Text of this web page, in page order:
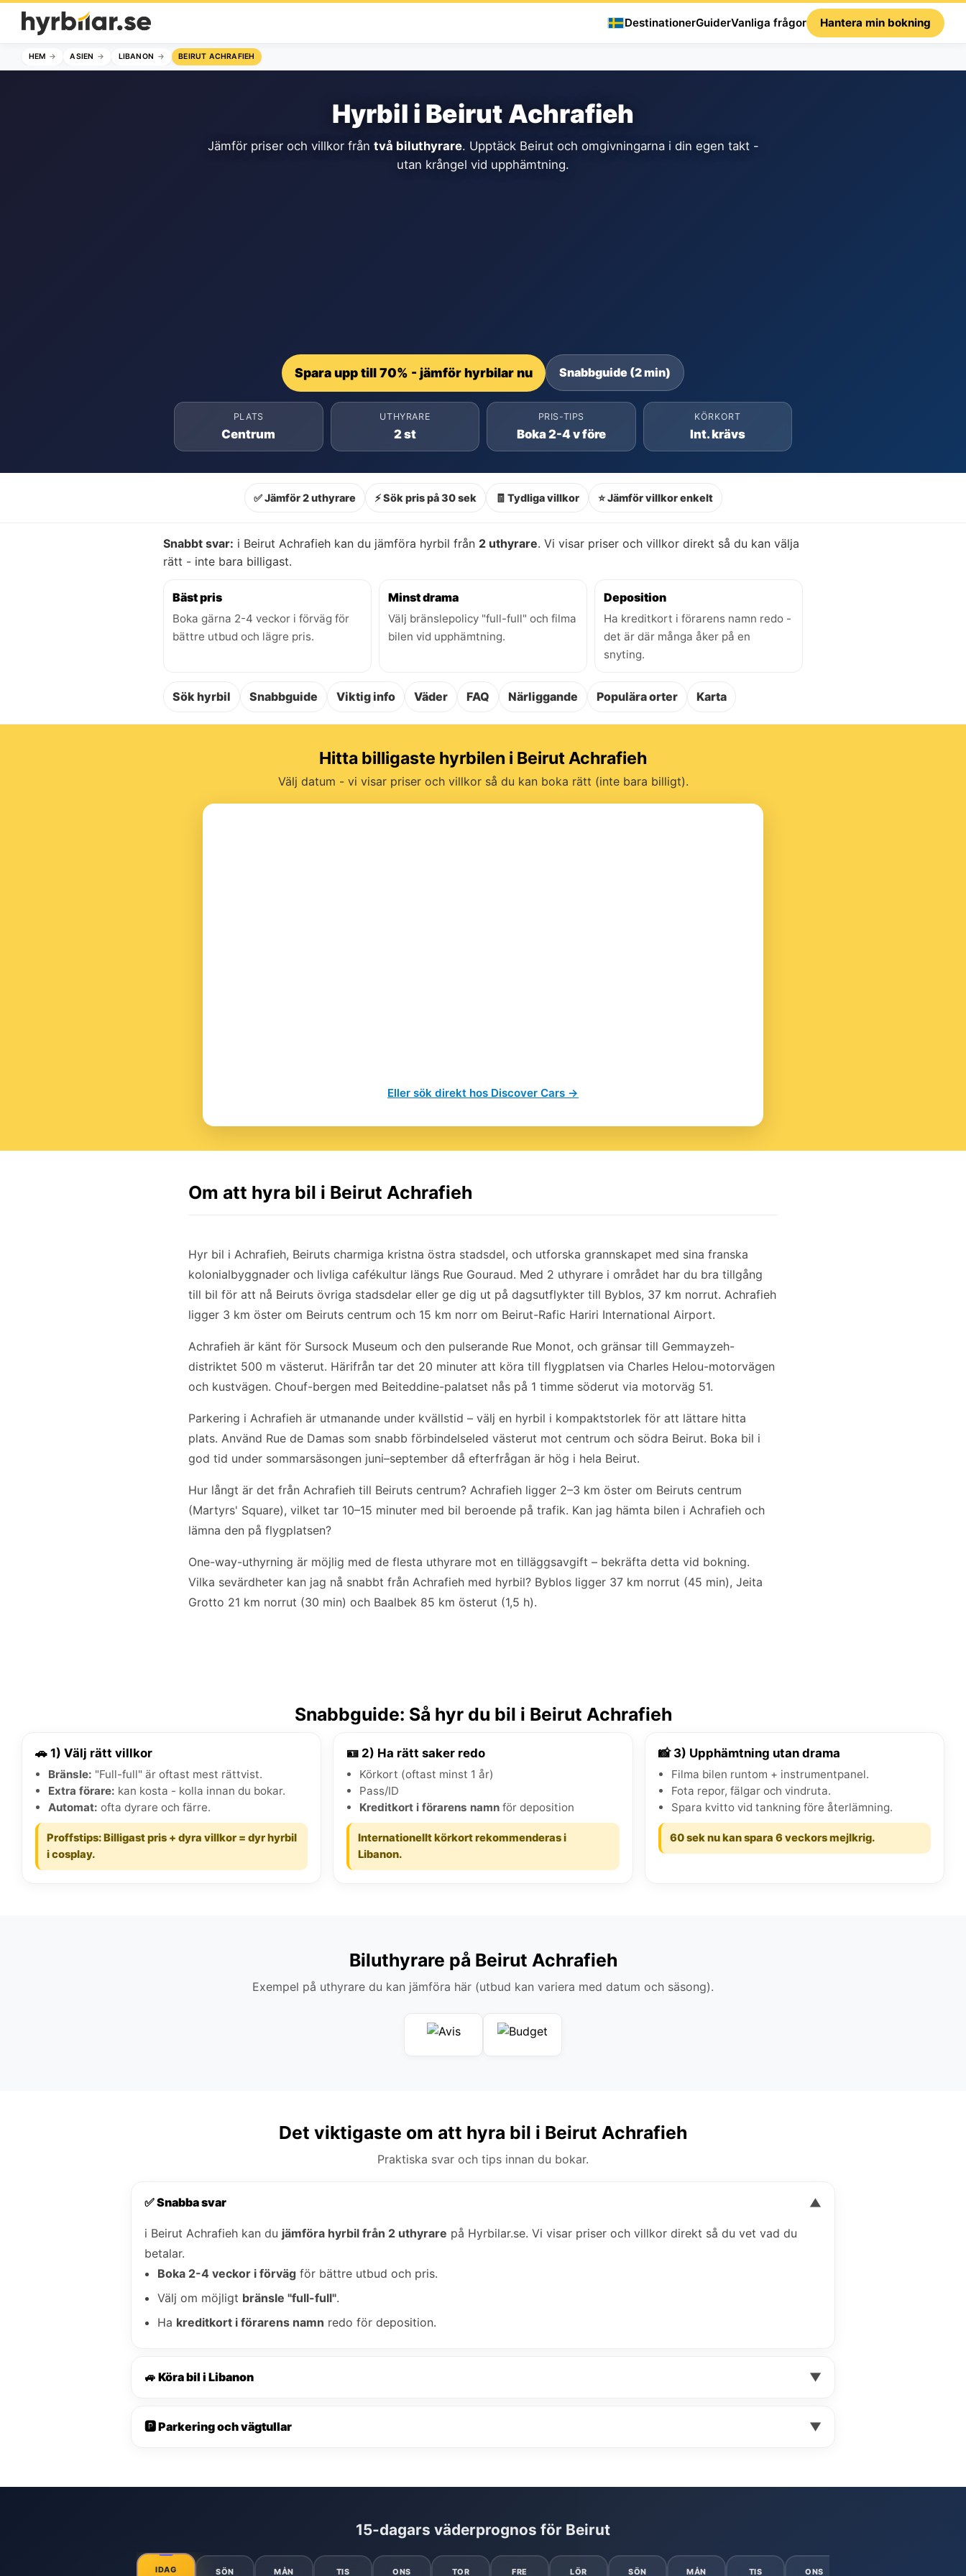
DestinationerGuiderVanliga frågor Hantera min bokning
HEM ASIEN LIBANON BEIRUT ACHRAFIEH
Hyrbil i Beirut Achrafieh
Jämför priser och villkor från två biluthyrare. Upptäck Beirut och omgivningarna i din egen takt -
utan krångel vid upphämtning.
Spara upp till 70% - jämför hyrbilar nu Snabbguide (2 min)
PLATS
Centrum
UTHYRARE
2 st
PRIS-TIPS
Boka 2-4 v före
KÖRKORT
Int. krävs
✅ Jämför 2 uthyrare ⚡ Sök pris på 30 sek 🧾 Tydliga villkor ⭐ Jämför villkor enkelt
Snabbt svar: i Beirut Achrafieh kan du jämföra hyrbil från 2 uthyrare. Vi visar priser och villkor direkt så du kan välja
rätt - inte bara billigast.
Bäst pris
Boka gärna 2-4 veckor i förväg för
bättre utbud och lägre pris.
Minst drama
Välj bränslepolicy "full-full" och filma
bilen vid upphämtning.
Deposition
Ha kreditkort i förarens namn redo -
det är där många åker på en
snyting.
Sök hyrbil Snabbguide Viktig info Väder FAQ Närliggande Populära orter Karta
Hitta billigaste hyrbilen i Beirut Achrafieh
Välj datum - vi visar priser och villkor så du kan boka rätt (inte bara billigt).
Eller sök direkt hos Discover Cars →
Om att hyra bil i Beirut Achrafieh
Hyr bil i Achrafieh, Beiruts charmiga kristna östra stadsdel, och utforska grannskapet med sina franska
kolonialbyggnader och livliga cafékultur längs Rue Gouraud. Med 2 uthyrare i området har du bra tillgång
till bil för att nå Beiruts övriga stadsdelar eller ge dig ut på dagsutflykter till Byblos, 37 km norrut. Achrafieh
ligger 3 km öster om Beiruts centrum och 15 km norr om Beirut-Rafic Hariri International Airport.
Achrafieh är känt för Sursock Museum och den pulserande Rue Monot, och gränsar till Gemmayzeh-
distriktet 500 m västerut. Härifrån tar det 20 minuter att köra till flygplatsen via Charles Helou-motorvägen
och kustvägen. Chouf-bergen med Beiteddine-palatset nås på 1 timme söderut via motorväg 51.
Parkering i Achrafieh är utmanande under kvällstid – välj en hyrbil i kompaktstorlek för att lättare hitta
plats. Använd Rue de Damas som snabb förbindelseled västerut mot centrum och södra Beirut. Boka bil i
god tid under sommarsäsongen juni–september då efterfrågan är hög i hela Beirut.
Hur långt är det från Achrafieh till Beiruts centrum? Achrafieh ligger 2–3 km öster om Beiruts centrum
(Martyrs' Square), vilket tar 10–15 minuter med bil beroende på trafik. Kan jag hämta bilen i Achrafieh och
lämna den på flygplatsen?
One-way-uthyrning är möjlig med de flesta uthyrare mot en tilläggsavgift – bekräfta detta vid bokning.
Vilka sevärdheter kan jag nå snabbt från Achrafieh med hyrbil? Byblos ligger 37 km norrut (45 min), Jeita
Grotto 21 km norrut (30 min) och Baalbek 85 km österut (1,5 h).
Snabbguide: Så hyr du bil i Beirut Achrafieh
🚗 1) Välj rätt villkor
Bränsle: "Full-full" är oftast mest rättvist.
Extra förare: kan kosta - kolla innan du bokar.
Automat: ofta dyrare och färre.
Proffstips: Billigast pris + dyra villkor = dyr hyrbil
i cosplay.
🪪 2) Ha rätt saker redo
Körkort (oftast minst 1 år)
Pass/ID
Kreditkort i förarens namn för deposition
Internationellt körkort rekommenderas i
Libanon.
📸 3) Upphämtning utan drama
Filma bilen runtom + instrumentpanel.
Fota repor, fälgar och vindruta.
Spara kvitto vid tankning före återlämning.
60 sek nu kan spara 6 veckors mejlkrig.
Biluthyrare på Beirut Achrafieh
Exempel på uthyrare du kan jämföra här (utbud kan variera med datum och säsong).
Det viktigaste om att hyra bil i Beirut Achrafieh
Praktiska svar och tips innan du bokar.
✅ Snabba svar ▼
i Beirut Achrafieh kan du jämföra hyrbil från 2 uthyrare på Hyrbilar.se. Vi visar priser och villkor direkt så du vet vad du
betalar.
Boka 2-4 veckor i förväg för bättre utbud och pris.
Välj om möjligt bränsle "full-full".
Ha kreditkort i förarens namn redo för deposition.
🚙 Köra bil i Libanon ▼
🅿️ Parkering och vägtullar ▼
15-dagars väderprognos för Beirut
IDAG SÖN MÅN TIS ONS TOR FRE LÖR SÖN MÅN TIS ONS